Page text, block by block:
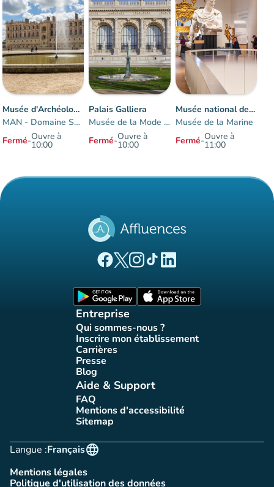
Musée d'Archéologie nationale
MAN - Domaine Saint-Germain-en-Laye
Fermé-Ouvre à
10:00
Palais Galliera
Musée de la Mode de Paris
Fermé-Ouvre à
10:00
Musée national de la Marine à Paris-Trocadéro
Musée de la Marine
Fermé-Ouvre à
11:00
(nouvel onglet)
(nouvel onglet)
(nouvel onglet)
(nouvel onglet)
(nouvel onglet)
Entreprise
Qui sommes-nous ?
(nouvel onglet)
Inscrire mon établissement
(nouvel onglet)
Carrières(nouvel onglet)
Presse(nouvel onglet)
Blog(nouvel onglet)
Aide & Support
FAQ(nouvel onglet)
Mentions d'accessibilité
(nouvel onglet)
Sitemap(nouvel onglet)
Langue :
language
Français
Mentions légales
(nouvel onglet)
Politique d'utilisation des données